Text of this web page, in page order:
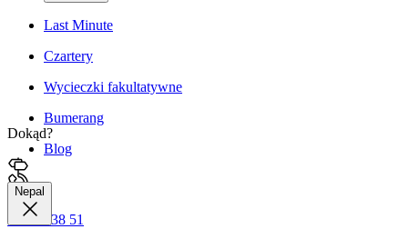
Last Minute
Czartery
Wycieczki fakultatywne
Bumerang
Blog
42 680 38 51
Dokąd?
Nepal